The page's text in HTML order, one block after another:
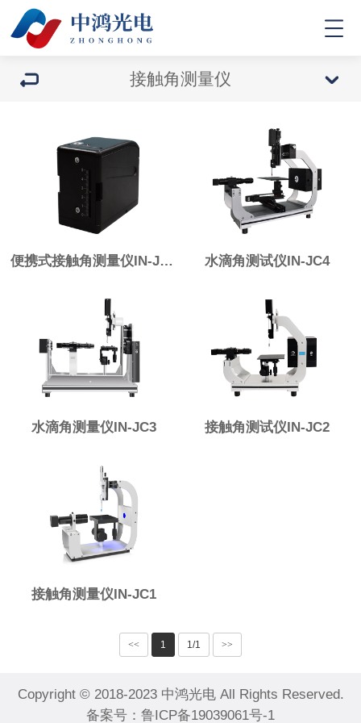
接触角测量仪
便携式接触角测量仪IN-JCS 水滴角测试仪IN-JC4
水滴角测量仪IN-JC3 接触角测试仪IN-JC2
接触角测量仪IN-JC1
<< 1 1/1 >>
Copyright © 2018-2023 中鸿光电 All Rights Reserved.
备案号： 鲁ICP备19039061号-1